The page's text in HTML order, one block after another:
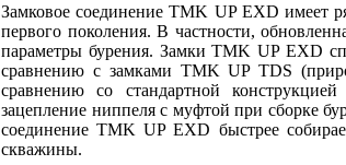
Замковое соединение TMK UP EXD имеет
первого поколения. В частности,
параметры бурения. Замки TMK UP EXD
сравнению с замками TMK UP TDS
сравнению со стандартной
зацепление ниппеля с муфтой при сборке
соединение TMK UP EXD быстрее
скважины.